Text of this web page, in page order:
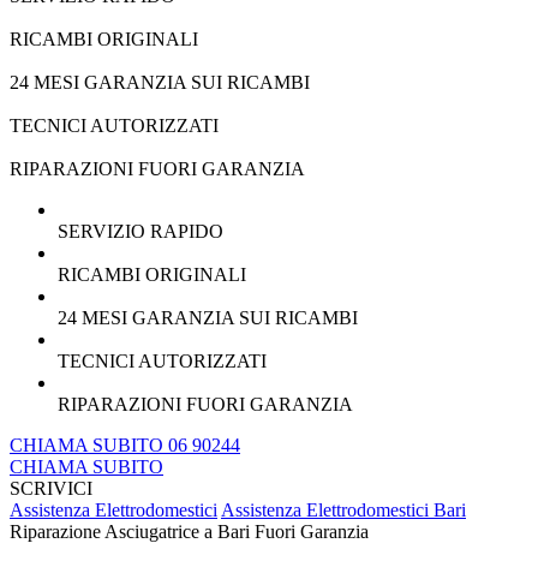
RICAMBI ORIGINALI
24 MESI GARANZIA SUI RICAMBI
TECNICI AUTORIZZATI
RIPARAZIONI FUORI GARANZIA
SERVIZIO RAPIDO
RICAMBI ORIGINALI
24 MESI GARANZIA SUI RICAMBI
TECNICI AUTORIZZATI
RIPARAZIONI FUORI GARANZIA
CHIAMA SUBITO 06 90244
CHIAMA SUBITO
SCRIVICI
Assistenza ElettrodomesticiAssistenza Elettrodomestici Bari
Riparazione Asciugatrice a Bari Fuori Garanzia